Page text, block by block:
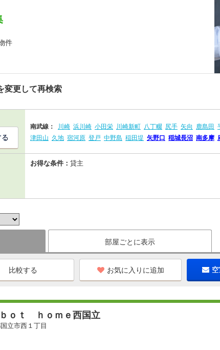
件
変更して再検索
南武線： 川崎 浜川崎 小田栄 川崎新町 八丁畷 尻手 矢向 鹿島田
津田山 久地 宿河原 登戸 中野島 稲田堤 矢野口 稲城長沼 南多摩
お得な条件： 貸主
部屋ごとに表示
お気に入りに追加
ｂｏｔ ｈｏｍｅ西国立
立市西１丁目